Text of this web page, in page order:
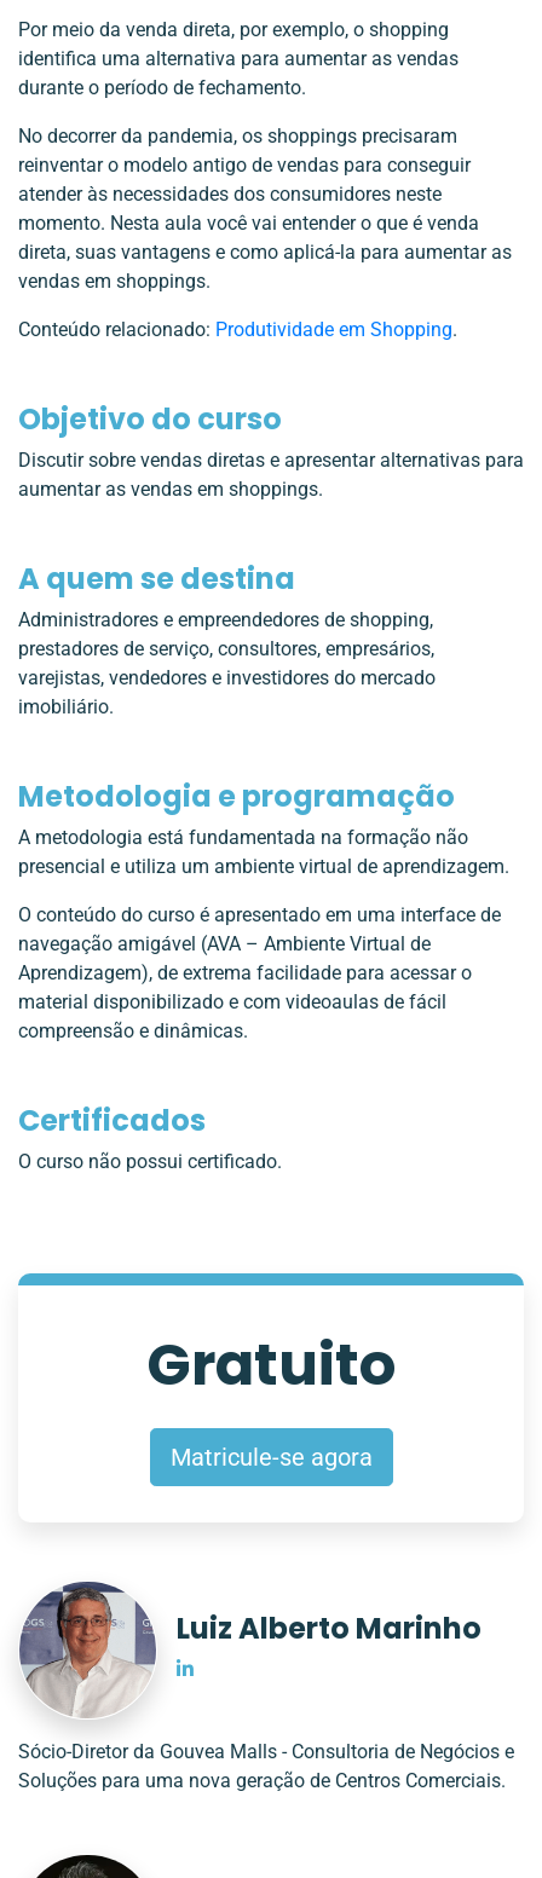
Por meio da venda direta, por exemplo, o shopping
identifica uma alternativa para aumentar as vendas
durante o período de fechamento.
No decorrer da pandemia, os shoppings precisaram
reinventar o modelo antigo de vendas para conseguir
atender às necessidades dos consumidores neste
momento. Nesta aula você vai entender o que é venda
direta, suas vantagens e como aplicá-la para aumentar as
vendas em shoppings.
Conteúdo relacionado: Produtividade em Shopping.
Objetivo do curso
Discutir sobre vendas diretas e apresentar alternativas para
aumentar as vendas em shoppings.
A quem se destina
Administradores e empreendedores de shopping,
prestadores de serviço, consultores, empresários,
varejistas, vendedores e investidores do mercado
imobiliário.
Metodologia e programação
A metodologia está fundamentada na formação não
presencial e utiliza um ambiente virtual de aprendizagem.
O conteúdo do curso é apresentado em uma interface de
navegação amigável (AVA – Ambiente Virtual de
Aprendizagem), de extrema facilidade para acessar o
material disponibilizado e com videoaulas de fácil
compreensão e dinâmicas.
Certificados
O curso não possui certificado.
Gratuito
Matricule-se agora
Luiz Alberto Marinho
Sócio-Diretor da Gouvea Malls - Consultoria de Negócios e
Soluções para uma nova geração de Centros Comerciais.